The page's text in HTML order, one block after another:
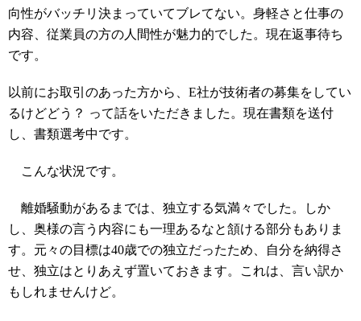
向性がバッチリ決まっていてブレてない。身軽さと仕事の
内容、従業員の方の人間性が魅力的でした。現在返事待ち
です。
以前にお取引のあった方から、E社が技術者の募集をしてい
るけどどう？ って話をいただきました。現在書類を送付
し、書類選考中です。
こんな状況です。
離婚騒動があるまでは、独立する気満々でした。しか
し、奥様の言う内容にも一理あるなと頷ける部分もありま
す。元々の目標は40歳での独立だったため、自分を納得さ
せ、独立はとりあえず置いておきます。これは、言い訳か
もしれませんけど。